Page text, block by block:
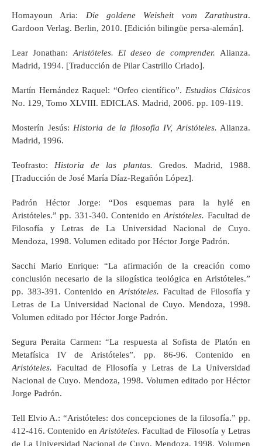
Homayoun Aria: Die goldene Weisheit vom Zarathustra.
Gardoon Verlag. Berlin, 2010. [Edición bilingüe persa-alemán].
Lear Jonathan:Aristóteles. El deseo de comprender.Alianza.
Madrid, 1994. [Traducción de Pilar Castrillo Criado].
Martín Hernández Raquel: “Orfeo científico”. Estudios Clásicos
No. 129, Tomo XLVIII. EDICLAS. Madrid, 2006. pp. 109-119.
Mosterín Jesús: Historia de la filosofía IV, Aristóteles. Alianza.
Madrid, 1996.
Teofrasto:Historia de las plantas. Gredos. Madrid, 1988.
[Traducción de José María Díaz-Regañón López].
Padrón Héctor Jorge: “Dos esquemas para la hylé en
Aristóteles.” pp. 331-340. Contenido enAristóteles. Facultad de
Filosofía y Letras de La Universidad Nacional de Cuyo.
Mendoza, 1998. Volumen editado por Héctor Jorge Padrón.
Sacchi Mario Enrique: “La afirmación de la creación como
conclusión necesario de la silogística teológica en Aristóteles.”
pp. 383-391. Contenido enAristóteles. Facultad de Filosofía y
Letras de La Universidad Nacional de Cuyo. Mendoza, 1998.
Volumen editado por Héctor Jorge Padrón.
Segura Peraita Carmen: “La respuesta al Sofista de Platón en
Metafísica IV de Aristóteles”. pp. 86-96. Contenido en
Aristóteles. Facultad de Filosofía y Letras de La Universidad
Nacional de Cuyo. Mendoza, 1998. Volumen editado por Héctor
Jorge Padrón.
Tell Elvio A.: “Aristóteles: dos concepciones de la filosofía.” pp.
412-416. Contenido enAristóteles. Facultad de Filosofía y Letras
de La Universidad Nacional de Cuyo. Mendoza, 1998. Volumen